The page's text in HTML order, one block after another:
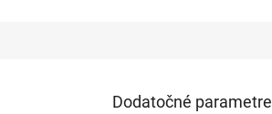
Dodatočné parametre